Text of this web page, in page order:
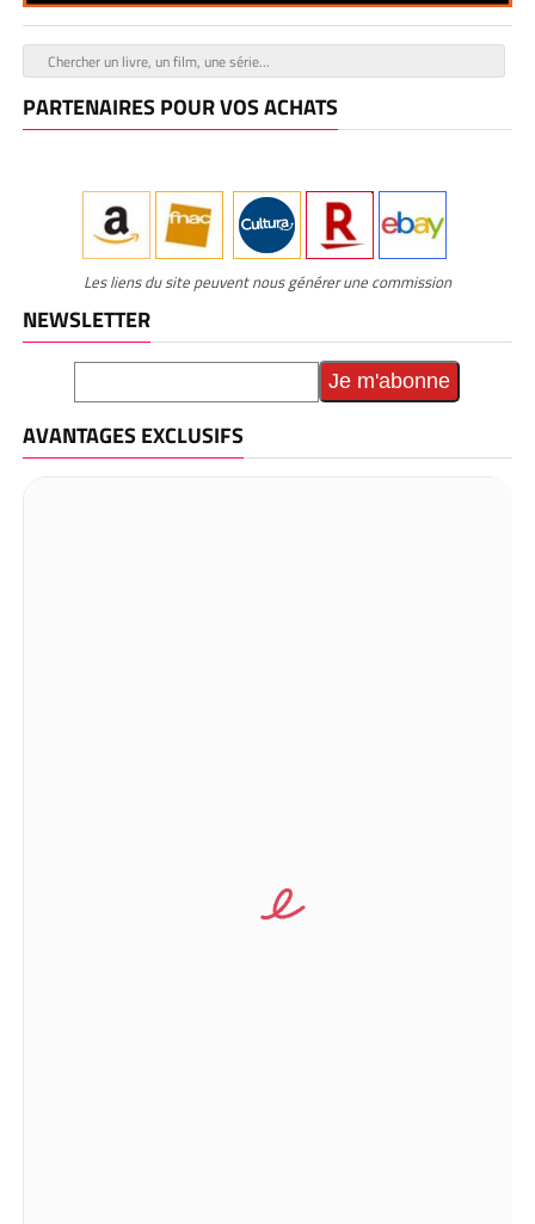
PARTENAIRES POUR VOS ACHATS
Les liens du site peuvent nous générer une commission
NEWSLETTER
AVANTAGES EXCLUSIFS